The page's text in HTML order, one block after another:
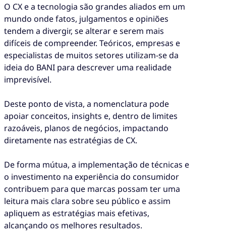
O CX e a tecnologia são grandes aliados em um
mundo onde fatos, julgamentos e opiniões
tendem a divergir, se alterar e serem mais
difíceis de compreender. Teóricos, empresas e
especialistas de muitos setores utilizam-se da
ideia do BANI para descrever uma realidade
imprevisível.
Deste ponto de vista, a nomenclatura pode
apoiar conceitos, insights e, dentro de limites
razoáveis, planos de negócios, impactando
diretamente nas estratégias de CX.
De forma mútua, a implementação de técnicas e
o investimento na experiência do consumidor
contribuem para que marcas possam ter uma
leitura mais clara sobre seu público e assim
apliquem as estratégias mais efetivas,
alcançando os melhores resultados.